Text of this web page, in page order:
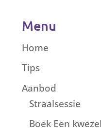
Menu
Home
Tips
Aanbod
Straalsessie
Boek Een